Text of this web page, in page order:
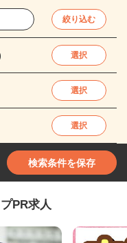
絞り込む
選択
選択
選択
検索条件を保存
PR求人